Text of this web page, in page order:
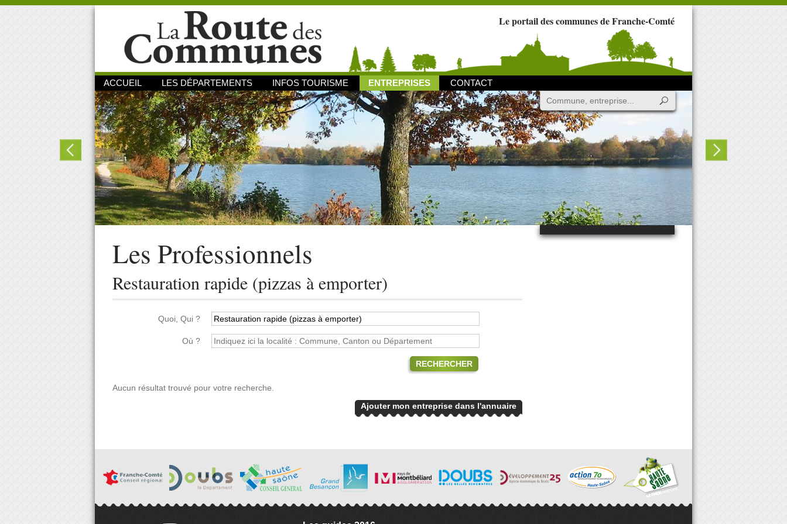
Le portail des communes de Franche-Comté
ACCUEIL LES DÉPARTEMENTS INFOS TOURISME ENTREPRISES CONTACT
Les Professionnels
Restauration rapide (pizzas à emporter)
Quoi, Qui ?
Où ?
RECHERCHER
Aucun résultat trouvé pour votre recherche.
Ajouter mon entreprise dans l'annuaire